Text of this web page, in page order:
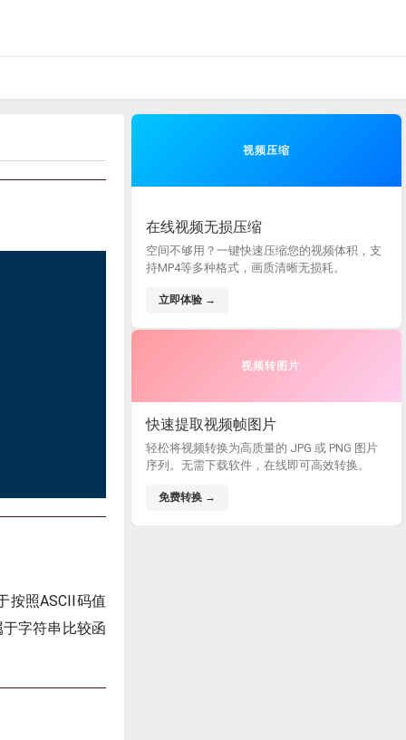
按照ASCII码值
字符串比较函
视频压缩
在线视频无损压缩
空间不够用？一键快速压缩您的视频体积，支
持MP4等多种格式，画质清晰无损耗。
立即体验 →
视频转图片
快速提取视频帧图片
轻松将视频转换为高质量的 JPG 或 PNG 图片
序列。无需下载软件，在线即可高效转换。
免费转换 →